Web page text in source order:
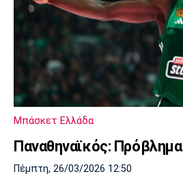
Μπάσκετ Ελλάδα
Παναθηναϊκός:
Πέμπτη, 26/03/2026 12:50